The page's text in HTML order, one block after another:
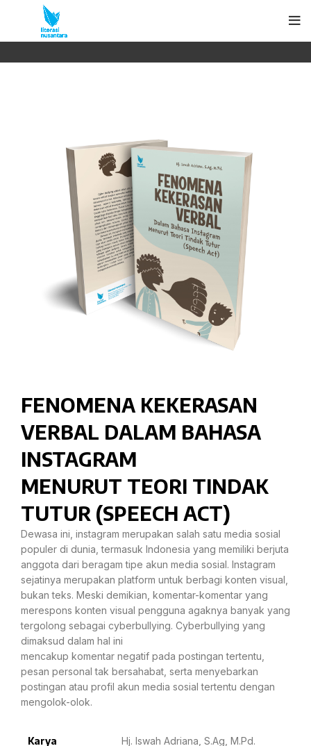
FENOMENA KEKERASAN
VERBAL DALAM BAHASA
INSTAGRAM
MENURUT TEORI TINDAK
TUTUR (SPEECH ACT)
Dewasa ini, instagram merupakan salah satu media sosial
populer di dunia, termasuk Indonesia yang memiliki berjuta
anggota dari beragam tipe akun media sosial. Instagram
sejatinya merupakan platform untuk berbagi konten visual,
bukan teks. Meski demikian, komentar-komentar yang
merespons konten visual pengguna agaknya banyak yang
tergolong sebagai cyberbullying. Cyberbullying yang
dimaksud dalam hal ini
mencakup komentar negatif pada postingan tertentu,
pesan personal tak bersahabat, serta menyebarkan
postingan atau profil akun media sosial tertentu dengan
mengolok-olok.
Karya Hj. Iswah Adriana, S.Ag, M.Pd.